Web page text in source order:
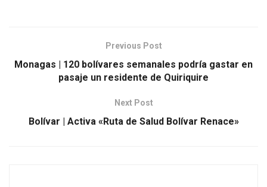
Previous Post
Monagas | 120 bolívares semanales podría gastar en
pasaje un residente de Quiriquire
Next Post
Bolívar | Activa «Ruta de Salud Bolívar Renace»